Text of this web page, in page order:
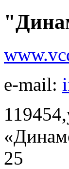
e-mail:
25